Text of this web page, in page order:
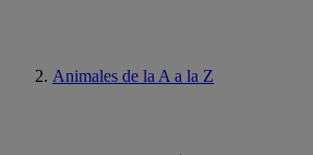
Animales de la A a la Z